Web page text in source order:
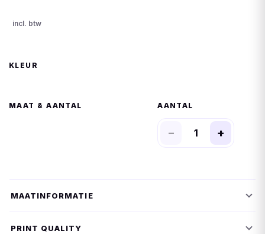
MAAT
− +
MAATINFORMATIE
PRINT QUALITY